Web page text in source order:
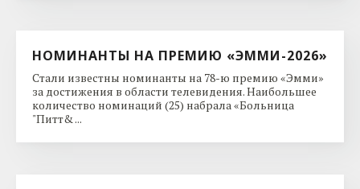
НОМИНАНТЫ НА ПРЕМИЮ «ЭММИ-2026»
Стали известны номинанты на 78-ю премию «Эмми»
за достижения в области телевидения. Наибольшее
количество номинаций (25) набрала «Больница
"Питт& ...